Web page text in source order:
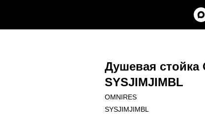
Душевая стойка
SYSJIMJIMBL
OMNIRES
SYSJIMJIMBL